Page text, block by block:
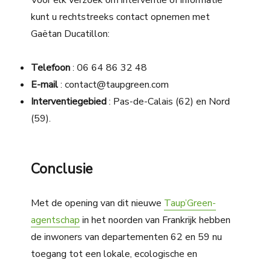
kunt u rechtstreeks contact opnemen met
Gaëtan Ducatillon:
Telefoon: 06 64 86 32 48
E-mail: contact@taupgreen.com
Interventiegebied: Pas-de-Calais (62) en Nord
(59).
Conclusie
Met de opening van dit nieuwe Taup’Green-
agentschap in het noorden van Frankrijk hebben
de inwoners van departementen 62 en 59 nu
toegang tot een lokale, ecologische en